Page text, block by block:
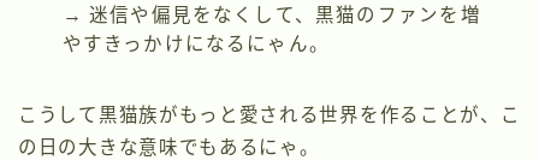
→ 迷信や偏見をなくして、黒猫のファンを増
やすきっかけになるにゃん。
こうして黒猫族がもっと愛される世界を作ることが、こ
の日の大きな意味でもあるにゃ。